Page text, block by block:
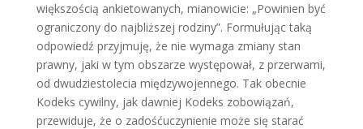
większością ankietowanych, mianowicie: „Powinien być
ograniczony do najbliższej rodziny”. Formułując taką
odpowiedź przyjmuję, że nie wymaga zmiany stan
prawny, jaki w tym obszarze występował, z przerwami,
od dwudziestolecia międzywojennego. Tak obecnie
Kodeks cywilny, jak dawniej Kodeks zobowiązań,
przewiduje, że o zadośćuczynienie może się starać